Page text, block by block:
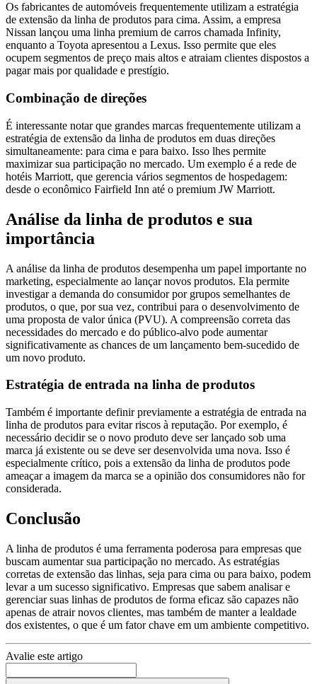
Os fabricantes de automóveis frequentemente utilizam a estratégia
de extensão da linha de produtos para cima. Assim, a empresa
Nissan lançou uma linha premium de carros chamada Infinity,
enquanto a Toyota apresentou a Lexus. Isso permite que eles
ocupem segmentos de preço mais altos e atraiam clientes dispostos a
pagar mais por qualidade e prestígio.
Combinação de direções
É interessante notar que grandes marcas frequentemente utilizam a
estratégia de extensão da linha de produtos em duas direções
simultaneamente: para cima e para baixo. Isso lhes permite
maximizar sua participação no mercado. Um exemplo é a rede de
hotéis Marriott, que gerencia vários segmentos de hospedagem:
desde o econômico Fairfield Inn até o premium JW Marriott.
Análise da linha de produtos e sua
importância
A análise da linha de produtos desempenha um papel importante no
marketing, especialmente ao lançar novos produtos. Ela permite
investigar a demanda do consumidor por grupos semelhantes de
produtos, o que, por sua vez, contribui para o desenvolvimento de
uma proposta de valor única (PVU). A compreensão correta das
necessidades do mercado e do público-alvo pode aumentar
significativamente as chances de um lançamento bem-sucedido de
um novo produto.
Estratégia de entrada na linha de produtos
Também é importante definir previamente a estratégia de entrada na
linha de produtos para evitar riscos à reputação. Por exemplo, é
necessário decidir se o novo produto deve ser lançado sob uma
marca já existente ou se deve ser desenvolvida uma nova. Isso é
especialmente crítico, pois a extensão da linha de produtos pode
ameaçar a imagem da marca se a opinião dos consumidores não for
considerada.
Conclusão
A linha de produtos é uma ferramenta poderosa para empresas que
buscam aumentar sua participação no mercado. As estratégias
corretas de extensão das linhas, seja para cima ou para baixo, podem
levar a um sucesso significativo. Empresas que sabem analisar e
gerenciar suas linhas de produtos de forma eficaz são capazes não
apenas de atrair novos clientes, mas também de manter a lealdade
dos existentes, o que é um fator chave em um ambiente competitivo.
Avalie este artigo